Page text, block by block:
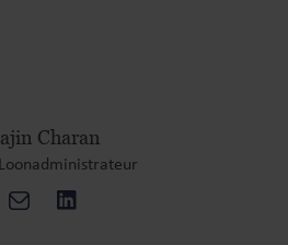
Charan